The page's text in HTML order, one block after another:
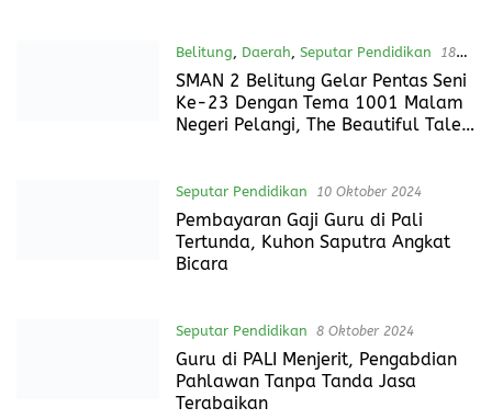
Belitung, Daerah, Seputar Pendidikan
4
November 2024
SMAN 2 Tanjungpandan Bersama
Tim GTK Cabdindik V Gelar
Pembinaan Guru dan Tenaga
Belitung Seputar Pendidikan
Negeri Pelangi, The Beautiful Tale
of Nibong Belegong